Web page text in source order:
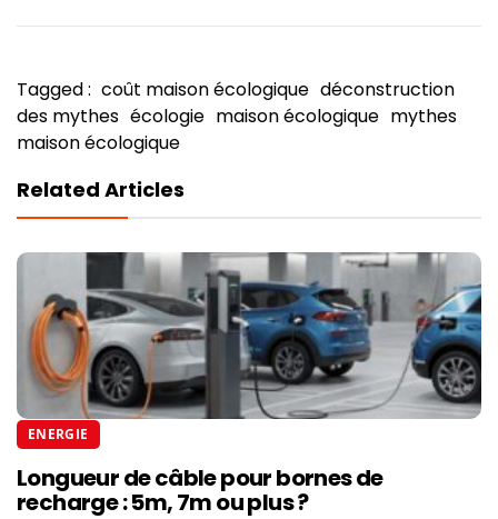
Tagged : coût maison écologique déconstruction
des mythes écologie maison écologique mythes
maison écologique
Related Articles
ENERGIE
Longueur de câble pour bornes de
recharge : 5m, 7m ou plus ?